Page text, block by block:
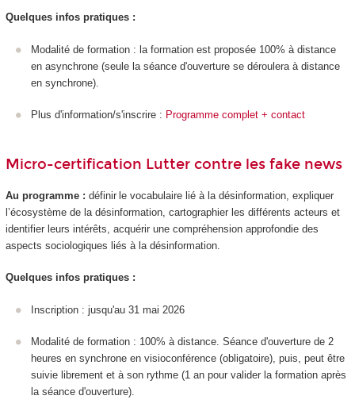
Quelques infos pratiques :
Modalité de formation : la formation est proposée 100% à distance
en asynchrone (seule la séance d'ouverture se déroulera à distance
en synchrone).
Plus d'information/s'inscrire : Programme complet + contact
Micro-certification Lutter contre les fake news
Au programme : définir le vocabulaire lié à la désinformation, expliquer
l’écosystème de la désinformation, cartographier les différents acteurs et
identifier leurs intérêts, acquérir une compréhension approfondie des
aspects sociologiques liés à la désinformation.
Quelques infos pratiques :
Inscription : jusqu'au 31 mai 2026
Modalité de formation : 100% à distance. Séance d'ouverture de 2
heures en synchrone en visioconférence (obligatoire), puis, peut être
suivie librement et à son rythme (1 an pour valider la formation après
la séance d'ouverture).